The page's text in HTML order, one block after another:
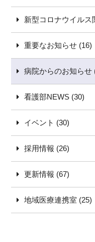
新型コロナウイルス
重要なお知らせ (16)
病院からのお知らせ
看護部NEWS (30)
イベント (30)
採用情報 (26)
更新情報 (67)
地域医療連携室 (25)